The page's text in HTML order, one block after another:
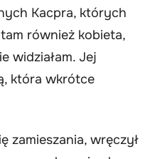
Kacpra, których
również kobieta,
widziałam. Jej
która wkrótce
zamieszania, wręczył